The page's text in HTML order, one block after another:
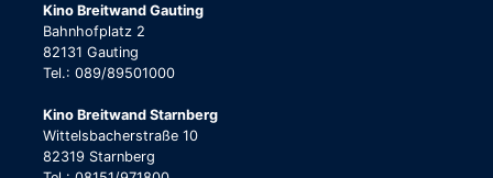
Kino Breitwand Gauting
Bahnhofplatz 2
82131 Gauting
Tel.: 089/89501000
Kino Breitwand Starnberg
Wittelsbacherstraße 10
82319 Starnberg